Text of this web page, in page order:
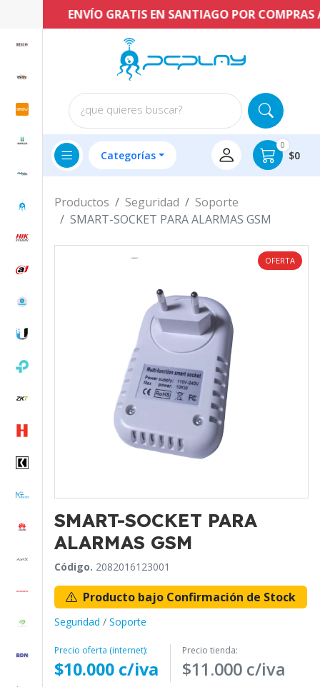
ENVÍO GRATIS EN SANTIAGO POR COMPRAS
¿que quieres buscar?
Categorías
0
$0
Productos Seguridad
Soporte
SMART-SOCKET PARA ALARMAS GSM
OFERTA
SMART-SOCKET PARA
ALARMAS GSM
Código. 2082016123001
Producto bajo Confirmación de Stock
Seguridad / Soporte
Precio oferta (internet):
$10.000 c/iva
Precio tienda:
$11.000 c/iva